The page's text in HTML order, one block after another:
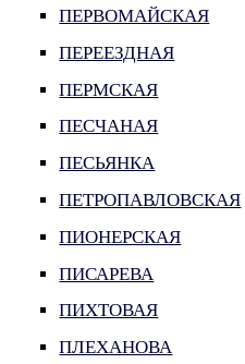
ПЕРВОМАЙСКАЯ
ПЕРЕЕЗДНАЯ
ПЕРМСКАЯ
ПЕСЧАНАЯ
ПЕСЬЯНКА
ПЕТРОПАВЛОВСКАЯ
ПИОНЕРСКАЯ
ПИСАРЕВА
ПИХТОВАЯ
ПЛЕХАНОВА